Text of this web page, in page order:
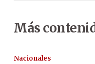
Más
Nacionales